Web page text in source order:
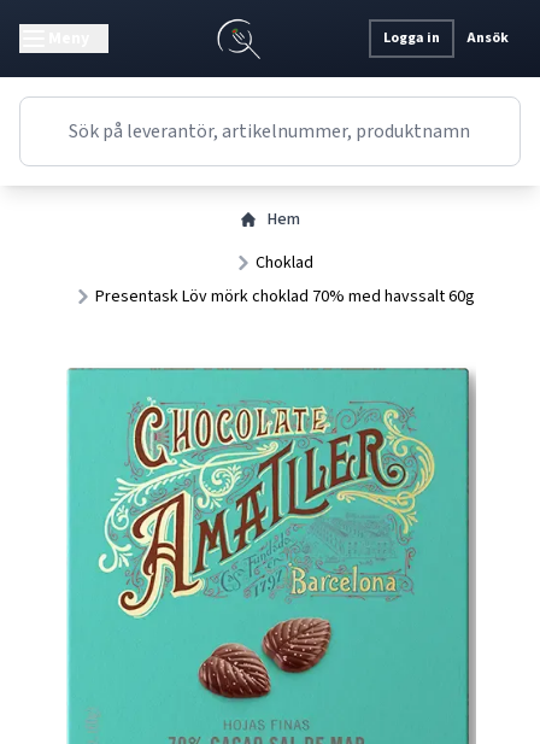
Logga in Ansök
Hem
Choklad
Presentask Löv mörk choklad 70% med havssalt 60g